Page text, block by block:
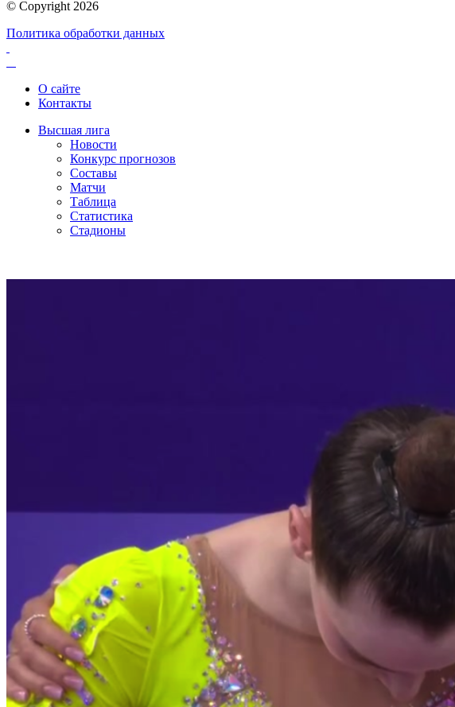
© Copyright 2026
Политика обработки данных
О сайте
Контакты
Высшая лига
Новости
Конкурс прогнозов
Составы
Матчи
Таблица
Статистика
Стадионы